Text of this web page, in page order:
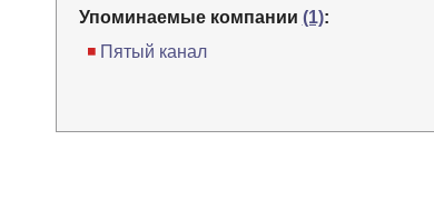
Упоминаемые компании (1):
Пятый канал